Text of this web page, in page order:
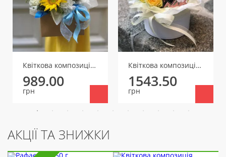
Квіткова композиція Святковий День
989.00
грн
Квіткова композиція Лимонний прованс
1543.50
грн
АКЦІЇ ТА ЗНИЖКИ